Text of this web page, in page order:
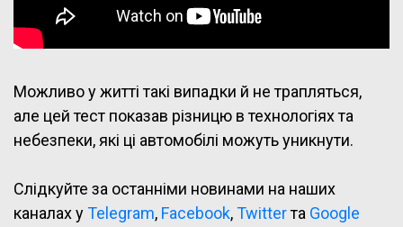
Можливо у житті такі випадки й не трапляться,
але цей тест показав різницю в технологіях та
небезпеки, які ці автомобілі можуть уникнути.
Слідкуйте за останніми новинами на наших
каналах уTelegram, Facebook,Twitterта Google